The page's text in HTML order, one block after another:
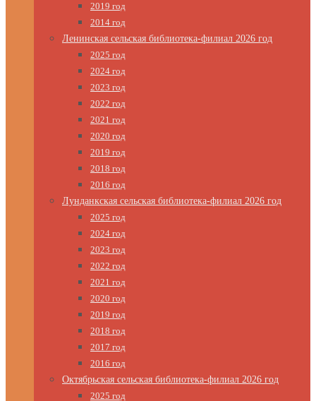
2019 год
2014 год
Ленинская сельская библиотека-филиал 2026 год
2025 год
2024 год
2023 год
2022 год
2021 год
2020 год
2019 год
2018 год
2016 год
Лунданкская сельская библиотека-филиал 2026 год
2025 год
2024 год
2023 год
2022 год
2021 год
2020 год
2019 год
2018 год
2017 год
2016 год
Октябрьская сельская библиотека-филиал 2026 год
2025 год